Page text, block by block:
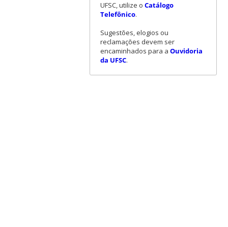
UFSC, utilize o Catálogo
Telefônico.
Sugestões, elogios ou
reclamações devem ser
encaminhados para a Ouvidoria
da UFSC.